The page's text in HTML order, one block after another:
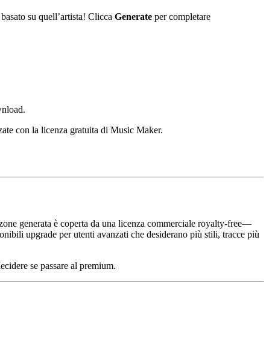
su quell’artista! Clicca Generate per completare
con la licenza gratuita di Music Maker.
generata è coperta da una licenza commerciale royalty-free—
upgrade per utenti avanzati che desiderano più stili, tracce più
se passare al premium.